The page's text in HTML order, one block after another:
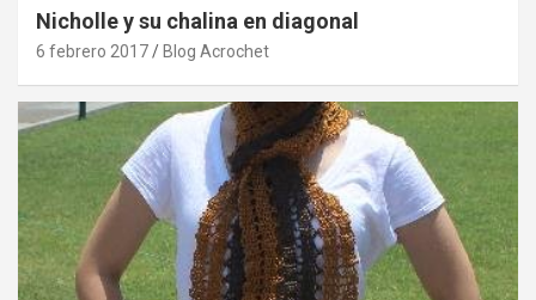
Nicholle y su chalina en diagonal
6 febrero 2017 Blog Acrochet